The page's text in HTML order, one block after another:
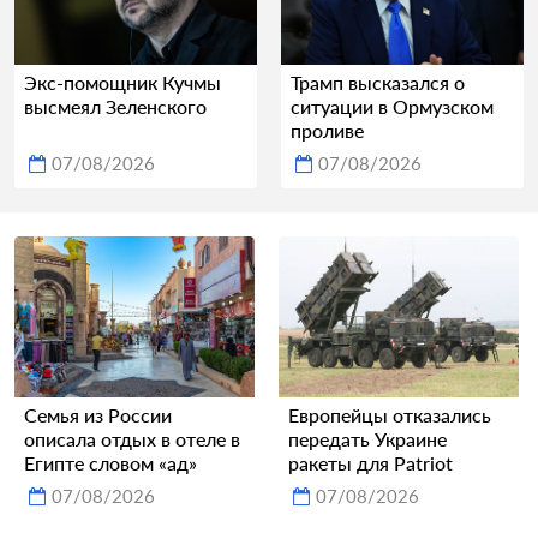
Экс-помощник Кучмы
высмеял Зеленского
07/08/2026
Трамп высказался о
ситуации в Ормузском
проливе
07/08/2026
Семья из России
описала отдых в отеле в
Египте словом «ад»
07/08/2026
Европейцы отказались
передать Украине
ракеты для Patriot
07/08/2026